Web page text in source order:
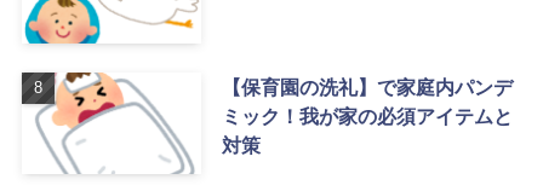
【保育園の洗礼】で家庭内パンデ
ミック！我が家の必須アイテムと
対策